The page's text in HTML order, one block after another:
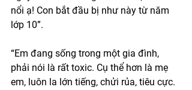
nổi ạ! Con bắt đầu bị như này từ năm
lớp 10”.
“Em đang sống trong một gia đình,
phải nói là rất toxic. Cụ thể hơn là mẹ
em, luôn la lớn tiếng, chửi rủa, tiêu cực.